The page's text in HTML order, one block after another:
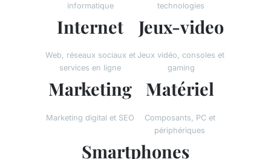
informatique
technologies
Internet
Web, réseaux sociaux et
services en ligne
Jeux-video
Jeux vidéo, consoles et
gaming
Marketing
Marketing digital et SEO
Matériel
Composants, PC et
périphériques
Smartphones